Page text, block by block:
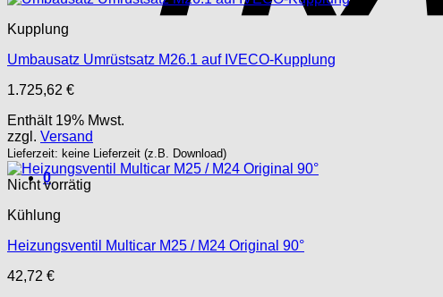
0
Kupplung
Umbausatz Umrüstsatz M26.1 auf IVECO-Kupplung
1.725,62 €
Enthält 19% Mwst.
zzgl. Versand
Lieferzeit: keine Lieferzeit (z.B. Download)
Nicht vorrätig
Kühlung
Heizungsventil Multicar M25 / M24 Original 90°
42,72 €